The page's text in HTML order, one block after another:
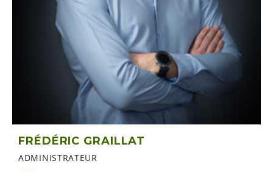
FRÉDÉRIC GRAILLAT
ADMINISTRATEUR